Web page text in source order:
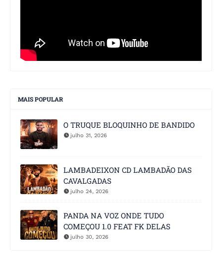
MAIS POPULAR
O TRUQUE BLOQUINHO DE BANDIDO
julho 31, 2026
LAMBADEIXON CD LAMBADÃO DAS
CAVALGADAS
julho 24, 2026
PANDA NA VOZ ONDE TUDO
COMEÇOU 1.0 FEAT FK DELAS
julho 30, 2026